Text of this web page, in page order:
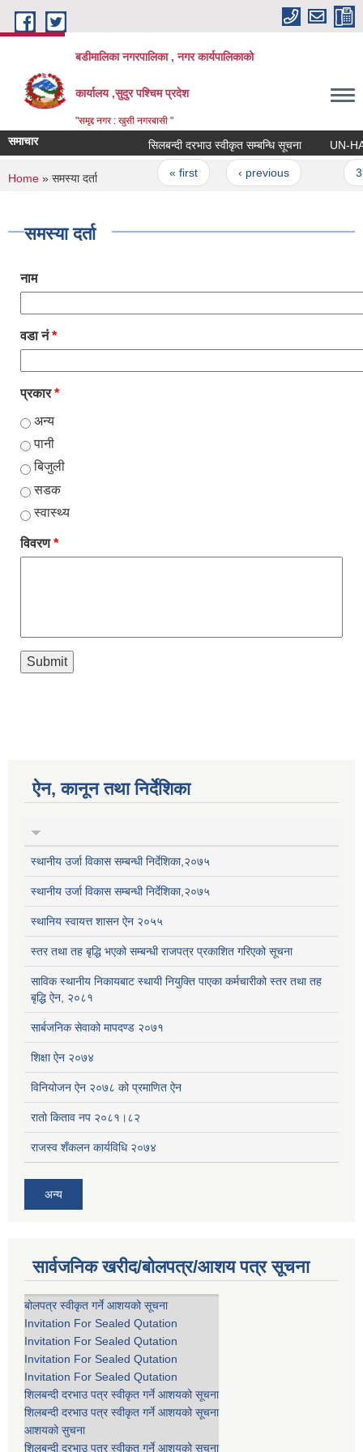
Skip to main content
बडीमालिका नगरपालिका , नगर कार्यपालिकाको
कार्यालय ,सुदुर पश्चिम प्रदेश
"समृद्द नगर : खुसी नगरबासी "
समाचार सिलबन्दी दरभाउ स्वीकृत सम्बन्धि सूचना UN-
Pages
« first ‹ previous
You are here
Home » समस्या दर्ता
समस्या दर्ता
नाम
वडा नं*
प्रकार*
अन्य
पानी
बिजुली
सडक
स्वास्थ्य
विवरण*
ऐन, कानून तथा निर्देशिका
स्थानीय उर्जा विकास सम्बन्धी निर्देशिका,२०७५
स्थानीय उर्जा विकास सम्बन्धी निर्देशिका,२०७५
स्थानिय स्वायत्त शासन ऐन २०५५
स्तर तथा तह बृद्धि भएको सम्बन्धी राजपत्र प्रकाशित गरिएको सूचना
साविक स्थानीय निकायबाट स्थायी नियुक्ति पाएका कर्मचारीको स्तर तथा तह
बृद्धि ऐन, २०८१
सार्बजनिक सेवाको मापदण्ड २०७१
शिक्षा ऐन २०७४
विनियोजन ऐन २०७८ को प्रमाणित ऐन
रातो किताव नप २०८१।८२
राजस्व शँकलन कार्यविधि २०७४
अन्य
सार्वजनिक खरीद/बोलपत्र/आशय पत्र सूचना
बोलपत्र स्वीकृत गर्ने आशयको सूचना
Invitation For Sealed Qutation
Invitation For Sealed Qutation
Invitation For Sealed Qutation
Invitation For Sealed Qutation
शिलबन्दी दरभाउ पत्र स्वीकृत गर्ने आशयको सूचना
शिलबन्दी दरभाउ पत्र स्वीकृत गर्ने आशयको सूचना
आशयको सुचना
शिलबन्दी दरभाउ पत्र स्वीकृत गर्ने आशयको सूचना